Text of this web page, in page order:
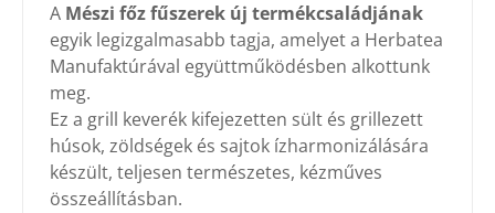
A Mészi főz fűszerek új termékcsaládjának
egyik legizgalmasabb tagja, amelyet a Herbatea
Manufaktúrával együttműködésben alkottunk
meg.
Ez a grill keverék kifejezetten sült és grillezett
húsok, zöldségek és sajtok ízharmonizálására
készült, teljesen természetes, kézműves
összeállításban.